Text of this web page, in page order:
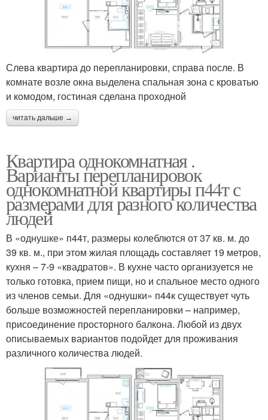
Слева квартира до перепланировки, справа после. В
комнате возле окна выделена спальная зона с кроватью
и комодом, гостиная сделана проходной
читать дальше →
Квартира однокомнатная .
Варианты перепланировок
однокомнатной квартиры п44т с
размерами для разного количества
людей
В «однушке» п44т, размеры колеблются от 37 кв. м. до
39 кв. м., при этом жилая площадь составляет 19 метров,
кухня – 7-9 «квадратов». В кухне часто организуется не
только готовка, прием пищи, но и спальное место одного
из членов семьи. Для «однушки» п44к существует чуть
больше возможностей перепланировки – например,
присоединение просторного балкона. Любой из двух
описываемых вариантов подойдет для проживания
различного количества людей.